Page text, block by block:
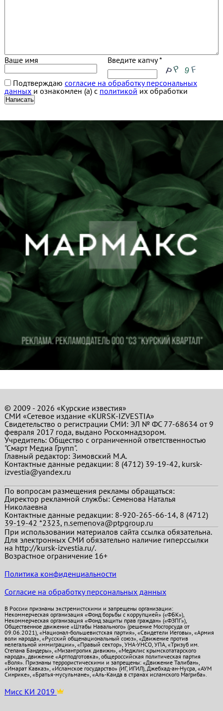
Ваше имя Введите капчу *
Подтверждаю согласие на обработку персональных
данныхи ознакомлен (а) с политикой их обработки
© 2009 - 2026 «Курские известия»
СМИ «Сетевое издание «KURSK-IZVESTIA»
Свидетельство о регистрации СМИ: ЭЛ № ФС 77-68634 от 9
февраля 2017 года, выдано Роскомнадзором.
Учредитель: Общество с ограниченной ответственностью
"Смарт Медиа Групп".
Главный редактор:Зимовский М.А.
Контактные данные редакции: 8 (4712) 39-19-42, kursk-
izvestia@yandex.ru
По вопросам размещения рекламы обращаться:
Директор рекламной службы: Семенова Наталья
Николаевна
Контактные данные редакции: 8-920-265-66-14, 8 (4712)
39-19-42 *2323, n.semenova@ptpgroup.ru
При использовании материалов сайта ссылка обязательна.
Для электронных СМИ обязательно наличие гиперссылки
на http://kursk-izvestia.ru/.
Возрастное ограничение 16+
Политика конфиденциальности
Согласие на обработку персональных данных
В России признаны экстремистскими и запрещены организации:
Некоммерческая организация «Фонд борьбы с коррупцией» («ФБК»),
Некоммерческая организация «Фонд защиты прав граждан» («ФЗПГ»),
Общественное движение «Штабы Навального» (решение Мосгорсуда от
09.06.2021), «Национал-большевистская партия», «Свидетели Иеговы», «Армия
воли народа», «Русский общенациональный союз», «Движение против
нелегальной иммиграции», «Правый сектор», УНА-УНСО, УПА, «Тризуб им.
Степана Бандеры», «Мизантропик дивижн», «Меджлис крымскотатарского
народа», движение «Артподготовка», общероссийская политическая партия
«Воля». Признаны террористическими и запрещены: «Движение Талибан»,
«Имарат Кавказ», «Исламское государство» (ИГ, ИГИЛ), Джебхад-ан-Нусра, «АУМ
Синрике», «Братья-мусульмане», «Аль-Каида в странах исламского Магриба».
Мисс КИ 2019